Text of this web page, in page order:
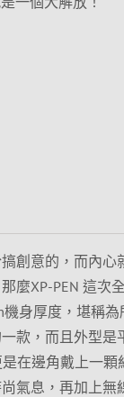
創意的，而內心
麼XP-PEN 這次
身厚度，堪稱為
款，而且外型是
是在邊角戴上一顆
氣息，再加上無